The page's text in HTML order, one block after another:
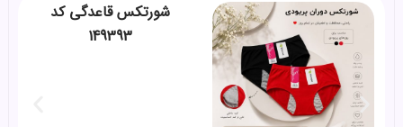
شورتکس قاعدگی کد
149393